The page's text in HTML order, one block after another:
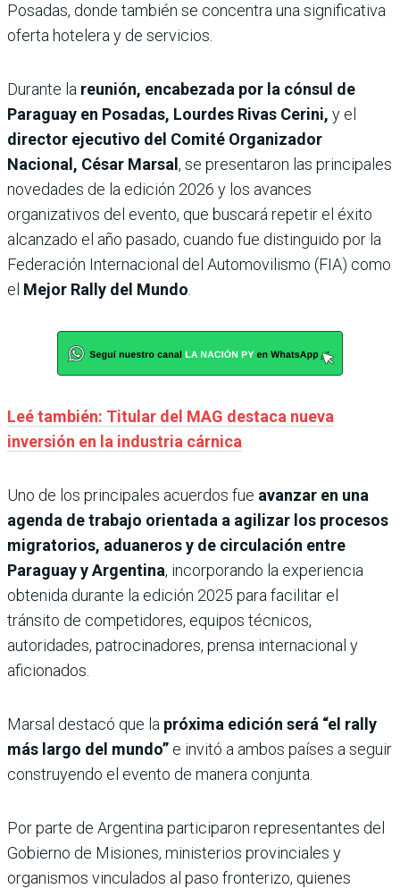
Posadas, donde también se concentra una significativa
oferta hotelera y de servicios.
Durante la reunión, encabezada por la cónsul de
Paraguay en Posadas, Lourdes Rivas Cerini, y el
director ejecutivo del Comité Organizador
Nacional, César Marsal , se presentaron las principales
novedades de la edición 2026 y los avances
organizativos del evento, que buscará repetir el éxito
alcanzado el año pasado, cuando fue distinguido por la
Federación Internacional del Automovilismo (FIA) como
el Mejor Rally del Mundo.
Leé también: Titular del MAG destaca nueva
inversión en la industria cárnica
Uno de los principales acuerdos fue avanzar en una
agenda de trabajo orientada a agilizar los procesos
migratorios, aduaneros y de circulación entre
Paraguay y Argentina, incorporando la experiencia
obtenida durante la edición 2025 para facilitar el
tránsito de competidores, equipos técnicos,
autoridades, patrocinadores, prensa internacional y
aficionados.
Marsal destacó que la próxima edición será “el rally
más largo del mundo” e invitó a ambos países a seguir
construyendo el evento de manera conjunta.
Por parte de Argentina participaron representantes del
Gobierno de Misiones, ministerios provinciales y
organismos vinculados al paso fronterizo, quienes